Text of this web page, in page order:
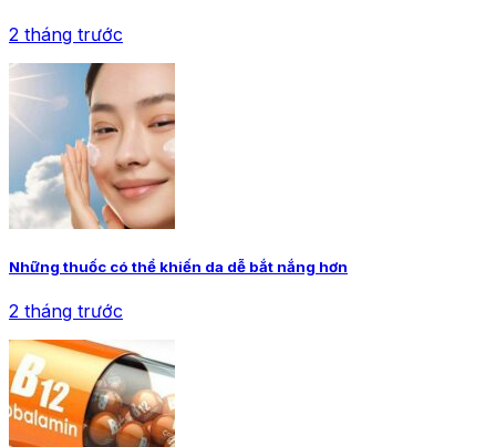
2 tháng trước
Những thuốc có thể khiến da dễ bắt nắng hơn
2 tháng trước